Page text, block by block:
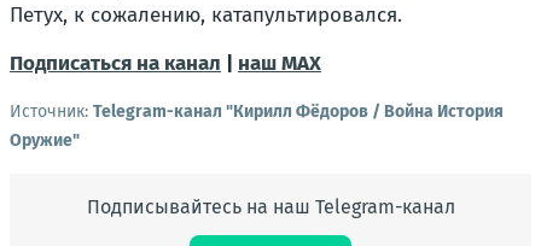
Петух, к сожалению, катапультировался.
Подписаться на канал | наш МАХ
Источник: Telegram-канал "Кирилл Фёдоров / Война История
Оружие"
Подписывайтесь на наш Telegram-канал